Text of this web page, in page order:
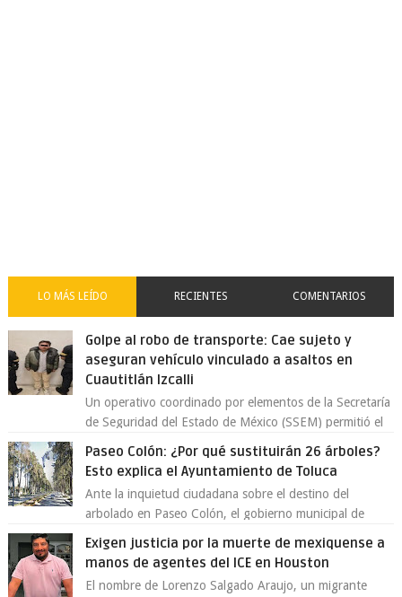
LO MÁS LEÍDO RECIENTES COMENTARIOS
Golpe al robo de transporte: Cae sujeto y
aseguran vehículo vinculado a asaltos en
Cuautitlán Izcalli
Un operativo coordinado por elementos de la Secretaría
de Seguridad del Estado de México (SSEM) permitió el
Paseo Colón: ¿Por qué sustituirán 26 árboles?
Esto explica el Ayuntamiento de Toluca
Ante la inquietud ciudadana sobre el destino del
arbolado en Paseo Colón, el gobierno municipal de
Exigen justicia por la muerte de mexiquense a
manos de agentes del ICE en Houston
El nombre de Lorenzo Salgado Araujo, un migrante